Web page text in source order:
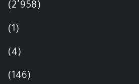
(2٬958)
(1)
(4)
(146)